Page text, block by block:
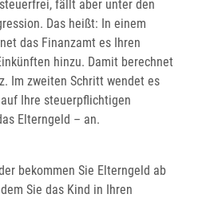
fällt aber unter den
Das heißt: In einem
das Finanzamt es Ihren
hinzu. Damit berechnet
Im zweiten Schritt wendet es
Ihre steuerpflichtigen
Elterngeld – an.
bekommen Sie Elterngeld ab
Sie das Kind in Ihren